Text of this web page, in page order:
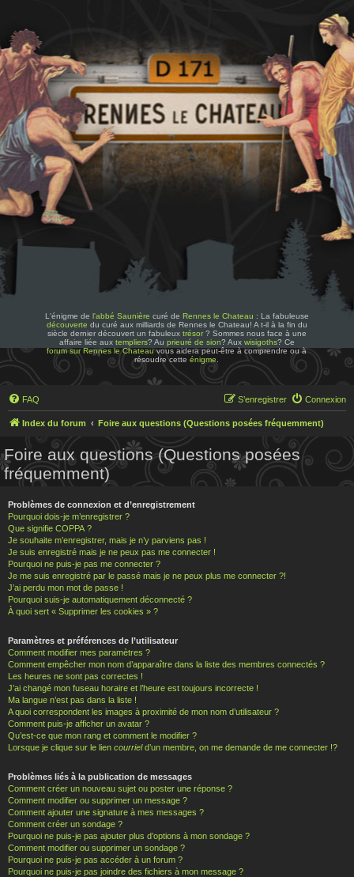
L'énigme de l'abbé Saunière curé de Rennes le Chateau : La fabuleuse
découverte du curé aux milliards de Rennes le Chateau! A t-il à la fin du
siècle dernier découvert un fabuleux trésor? Sommes nous face à une
affaire liée aux templiers? Au prieuré de sion? Aux wisigoths? Ce
forum sur Rennes le Chateauvous aidera peut-être à comprendre ou à
résoudre cetteénigme
FAQ Connexion
S’enregistrer
Index du forum Foire aux questions (Questions posées fréquemment)
Foire aux questions (Questions posées
fréquemment)
Problèmes de connexion et d’enregistrement
Pourquoi dois-je m’enregistrer ?
Que signifie COPPA ?
Je souhaite m’enregistrer, mais je n’y parviens pas !
Je suis enregistré mais je ne peux pas me connecter !
Pourquoi ne puis-je pas me connecter ?
Je me suis enregistré par le passé mais je ne peux plus me connecter ?!
J’ai perdu mon mot de passe !
Pourquoi suis-je automatiquement déconnecté ?
À quoi sert « Supprimer les cookies » ?
Paramètres et préférences de l’utilisateur
Comment modifier mes paramètres ?
Comment empêcher mon nom d’apparaître dans la liste des membres connectés ?
Les heures ne sont pas correctes !
J’ai changé mon fuseau horaire et l’heure est toujours incorrecte !
Ma langue n’est pas dans la liste !
A quoi correspondent les images à proximité de mon nom d’utilisateur ?
Comment puis-je afficher un avatar ?
Qu’est-ce que mon rang et comment le modifier ?
Lorsque je clique sur le lien courrield’un membre, on me demande de me connecter !?
Problèmes liés à la publication de messages
Comment créer un nouveau sujet ou poster une réponse ?
Comment modifier ou supprimer un message ?
Comment ajouter une signature à mes messages ?
Comment créer un sondage ?
Pourquoi ne puis-je pas ajouter plus d’options à mon sondage ?
Comment modifier ou supprimer un sondage ?
Pourquoi ne puis-je pas accéder à un forum ?
Pourquoi ne puis-je pas joindre des fichiers à mon message ?